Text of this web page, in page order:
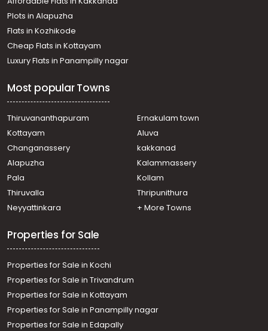
Thodupuzha town
Residential Land for Sale in Idukki, Thodupuzha,
Vengalloor
Residential Land for Sale in Idukki, Thodupuzha,
Thodupuzha town
Residential Land for Sale in Idukki, Thodupuzha,
Residential Land for Sale in Idukki, Thodupuzha,
Thodupuzha town
Residential Land for Sale in Idukki, Thodupuzha,
Thodupuzha town
Thodupuzha town
Residential Land for Sale in Idukki, Thodupuzha,
Thodupuzha town
Residential Land for Sale in Idukki, Thodupuzha,
Vellyamattom
Plots in Alapuzha
Flats in Kozhikode
Cheap Flats in Kottayam
Luxury Flats in Panampilly nagar
Most popular Towns
Thiruvananthapuram
Ernakulam town
Kottayam
Aluva
Changanassery
kakkanad
Alapuzha
Kalammassery
Pala
Kollam
Thiruvalla
Thripunithura
Neyyattinkara
+ More Towns
Properties for Sale
Properties for Sale in Kochi
Properties for Sale in Trivandrum
Properties for Sale in Kottayam
Properties for Sale in Panampilly nagar
Properties for Sale in Edapally